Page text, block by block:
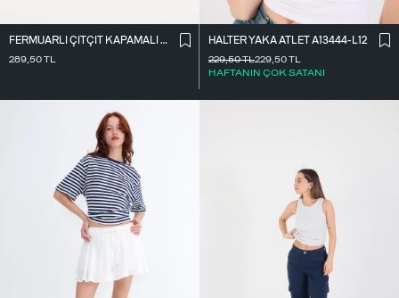
FERMUARLI ÇITÇIT KAPAMALI CÜZDAN CZDN118-F6
289,50TL
HALTER YAKA ATLET A13444-L12
229,50TL
HAFTANIN ÇOK SATANI
229,50TL